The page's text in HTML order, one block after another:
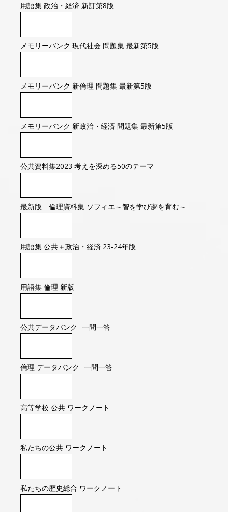
用語集 政治・経済 新訂第8版
メモリーバンク 現代社会 問題集 最新第5版
メモリーバンク 新倫理 問題集 最新第5版
メモリーバンク 新政治・経済 問題集 最新第5版
公共資料集2023 考えを深める50のテーマ
最新版 倫理資料集 ソフィエ～智を学び夢を育む～
用語集 公共＋政治・経済 23-24年版
用語集 倫理 新版
公共データバンク -一問一答-
倫理 データバンク -一問一答-
高等学校 公共 ワークノート
私たちの公共 ワークノート
私たちの歴史総合 ワークノート